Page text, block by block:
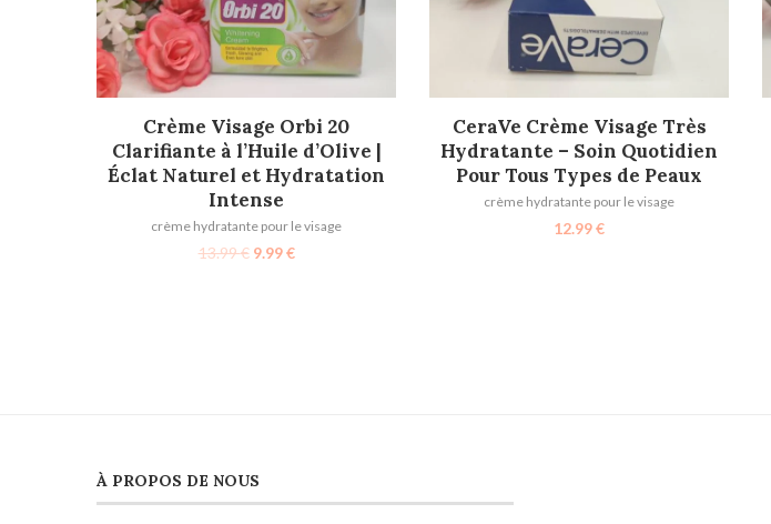
AJOUTER AU PANIER
Crème Visage Orbi 20
Clarifiante à l’Huile d’Olive |
Éclat Naturel et Hydratation
Intense
crème hydratante pour le visage
13.99€ 9.99€
AJOUTER AU PANIER
CeraVe Crème Visage Très
Hydratante – Soin Quotidien
Pour Tous Types de Peaux
crème hydratante pour le visage
12.99€
À PROPOS DE NOUS